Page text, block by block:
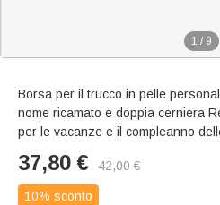
1 / 9
Borsa per il trucco in pelle
nome ricamato e doppia cerniera
per le vacanze e il compleanno
37,80 € 42,00€
10% sconto